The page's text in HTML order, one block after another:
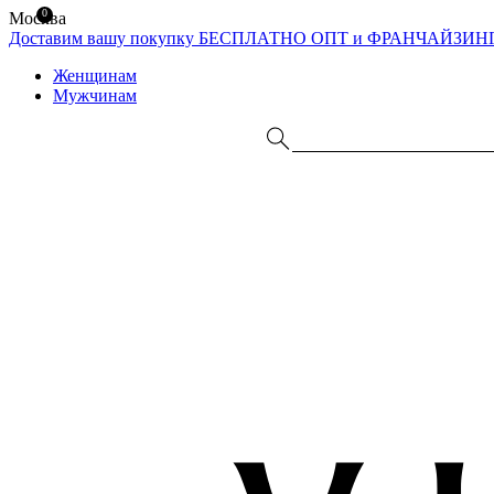
Москва
Доставим вашу покупку БЕСПЛАТНО ОПТ и
Женщинам
Мужчинам
0